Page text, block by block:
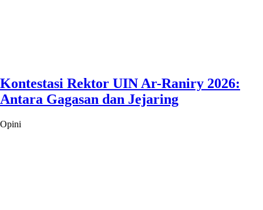
Kontestasi Rektor UIN Ar-Raniry 2026:
Antara Gagasan dan Jejaring
Opini